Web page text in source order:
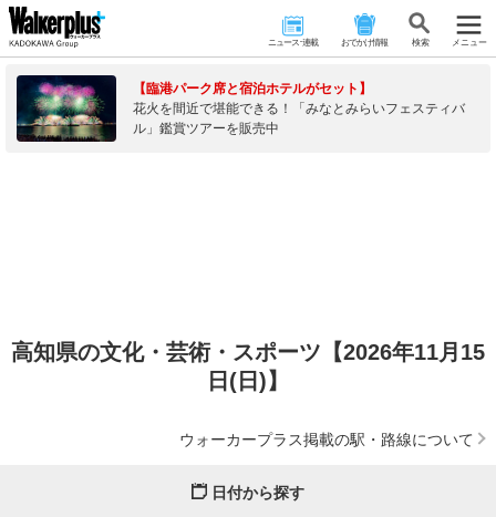
ニュース･連載 おでかけ情報 検 索 メニュー
【臨港パーク席と宿泊ホテルがセット】
花火を間近で堪能できる！「みなとみらいフェスティバ
ル」鑑賞ツアーを販売中
高知県の文化・芸術・スポーツ【2026年11月15
日(日)】
ウォーカープラス掲載の駅・路線について
日付から探す